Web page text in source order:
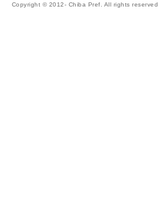
Copyright © 2012- Chiba Pref. All rights reserved.